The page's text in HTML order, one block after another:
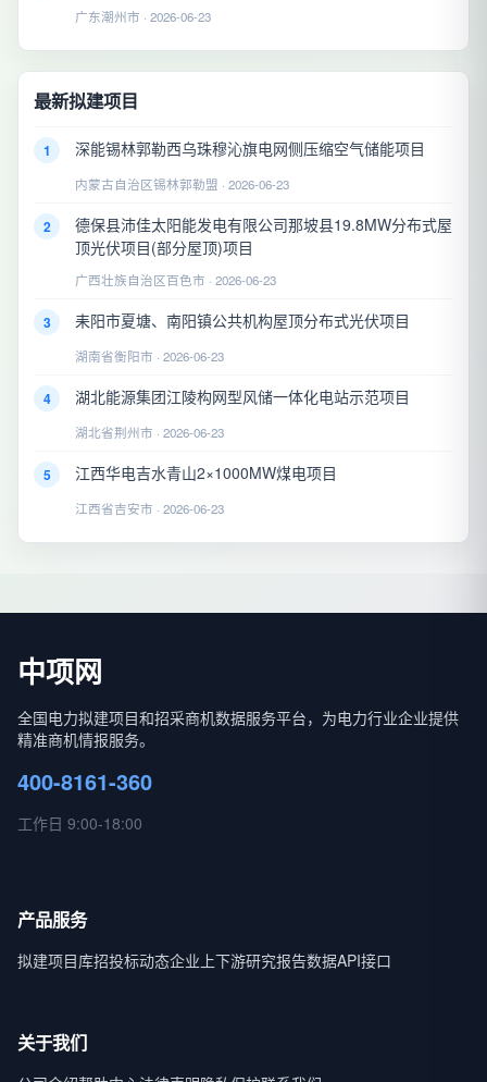
广东潮州市 · 2026-06-23
最新拟建项目
1 深能锡林郭勒西乌珠穆沁旗电网侧压缩空气储能项目
内蒙古自治区锡林郭勒盟 · 2026-06-23
2
德保县沛佳太阳能发电有限公司那坡县19.8MW分布式屋
顶光伏项目(部分屋顶)项目
广西壮族自治区百色市 · 2026-06-23
3 耒阳市夏塘、南阳镇公共机构屋顶分布式光伏项目
湖南省衡阳市 · 2026-06-23
4 湖北能源集团江陵构网型风储一体化电站示范项目
湖北省荆州市 · 2026-06-23
5 江西华电吉水青山2×1000MW煤电项目
江西省吉安市 · 2026-06-23
中项网
全国电力拟建项目和招采商机数据服务平台，为电力行业企业提供
精准商机情报服务。
400-8161-360
工作日 9:00-18:00
产品服务
拟建项目库招投标动态企业上下游研究报告数据API接口
关于我们